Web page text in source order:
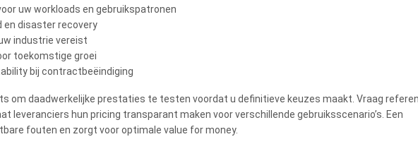
uw workloads en gebruikspatronen
en disaster recovery
industrie vereist
toekomstige groei
bij contractbeëindiging
om daadwerkelijke prestaties te testen voordat u definitieve keuzes maakt. Vraag
leveranciers hun pricing transparant maken voor verschillende gebruiksscenario’s. Een
fouten en zorgt voor optimale value for money.